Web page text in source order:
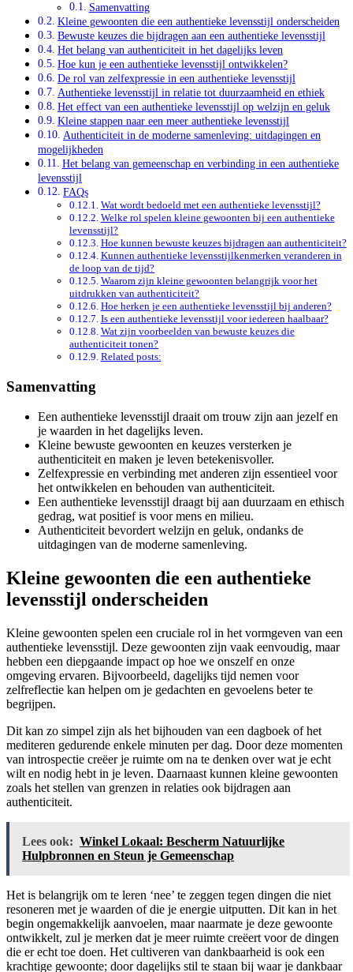
Samenvatting
Kleine gewoonten die een authentieke levensstijl onderscheiden
Bewuste keuzes die bijdragen aan een authentieke levensstijl
Het belang van authenticiteit in het dagelijks leven
Hoe kun je een authentieke levensstijl ontwikkelen?
De rol van zelfexpressie in een authentieke levensstijl
Authentieke levensstijl in relatie tot duurzaamheid en ethiek
Het effect van een authentieke levensstijl op welzijn en geluk
Kleine stappen naar een meer authentieke levensstijl
Authenticiteit in de moderne samenleving: uitdagingen en
mogelijkheden
Het belang van gemeenschap en verbinding in een authentieke
levensstijl
FAQs
Wat wordt bedoeld met een authentieke levensstijl?
Welke rol spelen kleine gewoonten bij een authentieke
levensstijl?
Hoe kunnen bewuste keuzes bijdragen aan authenticiteit?
Kunnen authentieke levensstijlkenmerken veranderen in
de loop van de tijd?
Waarom zijn kleine gewoonten belangrijk voor het
uitdrukken van authenticiteit?
Hoe herken je een authentieke levensstijl bij anderen?
Is een authentieke levensstijl voor iedereen haalbaar?
Wat zijn voorbeelden van bewuste keuzes die
authenticiteit tonen?
Related posts:
Samenvatting
Een authentieke levensstijl draait om trouw zijn aan jezelf en
je waarden in het dagelijks leven.
Kleine bewuste gewoonten en keuzes versterken je
authenticiteit en maken je leven betekenisvoller.
Zelfexpressie en verbinding met anderen zijn essentieel voor
het ontwikkelen en behouden van authenticiteit.
Een authentieke levensstijl draagt bij aan duurzaam en ethisch
gedrag, wat positief is voor mens en milieu.
Authenticiteit bevordert welzijn en geluk, ondanks de
uitdagingen van de moderne samenleving.
Kleine gewoonten die een authentieke
levensstijl onderscheiden
Kleine gewoonten spelen een cruciale rol in het vormgeven van een
authentieke levensstijl. Deze gewoonten zijn vaak eenvoudig, maar
hebben een diepgaande impact op hoe we onszelf en onze
omgeving ervaren. Bijvoorbeeld, dagelijks tijd nemen voor
zelfreflectie kan helpen om je gedachten en gevoelens beter te
begrijpen.
Dit kan zo simpel zijn als het bijhouden van een dagboek of het
mediteren gedurende enkele minuten per dag. Door deze momenten
van introspectie creëer je ruimte om na te denken over wat je echt
wilt en nodig hebt in je leven. Daarnaast kunnen kleine gewoonten
zoals het stellen van grenzen in relaties ook bijdragen aan
authenticiteit.
Lees ook: Winkel Lokaal: Bescherm Natuurlijke
Hulpbronnen en Steun je Gemeenschap
Het is belangrijk om te leren ‘nee’ te zeggen tegen dingen die niet
resoneren met je waarden of die je energie uitputten. Dit kan in het
begin ongemakkelijk aanvoelen, maar naarmate je deze gewoonte
ontwikkelt, zul je merken dat je meer ruimte creëert voor de dingen
die er echt toe doen. Het cultiveren van dankbaarheid is ook een
krachtige gewoonte; door dagelijks stil te staan bij waar je dankbaar